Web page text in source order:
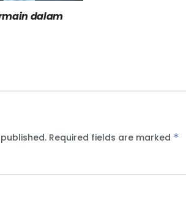
dalam
Required fields are marked *